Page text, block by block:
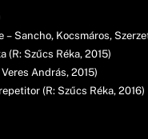
Sancho, Kocsmáros,
(R: Szűcs Réka, 2015)
András, 2015)
(R: Szűcs Réka, 2016)